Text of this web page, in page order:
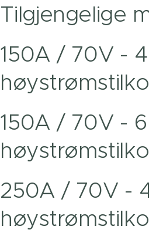
Tilgjengelige
150A / 70V - 4
150A / 70V - 6
250A / 70V -